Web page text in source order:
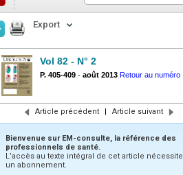
Export
Vol 82 - N° 2
P. 405-409 - août 2013 Retour au numéro
Article précédent | Article suivant
Bienvenue sur EM-consulte, la référence des
professionnels de santé.
L’accès au texte intégral de cet article nécessite
un abonnement.